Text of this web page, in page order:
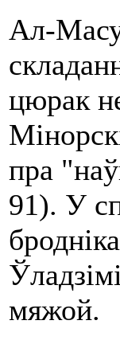
Ал-
цюрак
пра
91). У
мяжой.